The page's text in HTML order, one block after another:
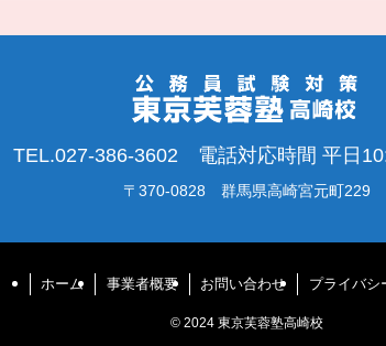
TEL.027-386-3602 電話対応時間 平日
〒370-0828 群馬県高崎宮元町229
ホーム 事業者概要 お問い合わせ プライバシ
©2024 東京芙蓉塾高崎校